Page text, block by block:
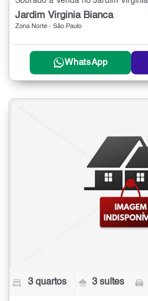
Jardim Virginia Bianca
Zona Norte - São Paulo
WhatsApp
3 quartos 3 suítes